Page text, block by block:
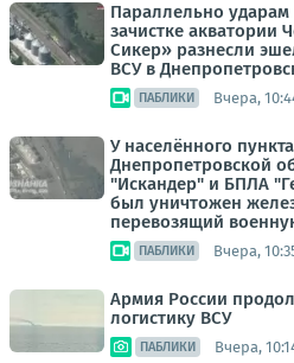
Параллельно
зачистке акватории
Сикер» разнесли
ВСУ в
ПАБЛИКИ Вчера,
У населённого
Днепропетровской
"Искандер" и БПЛА
был уничтожен
перевозящий
ПАБЛИКИ Вчера,
Армия России
логистику ВСУ
ПАБЛИКИ Вчера,